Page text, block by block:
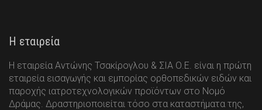
Η εταιρεία
Η εταιρεία Αντώνης Τσακίρογλου & ΣΙΑ Ο.Ε. είναι η πρώτη
εταιρεία εισαγωγής και εμπορίας ορθοπεδικών ειδών και
παροχής ιατροτεχνολογικών προϊόντων στο Νομό
Δράμας. Δραστηριοποιείται τόσο στα καταστήματα της,